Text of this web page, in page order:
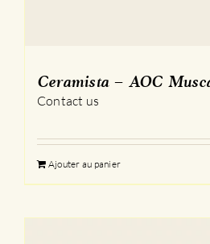
Ceramista – AOC
Contact us
Ajouter au panier